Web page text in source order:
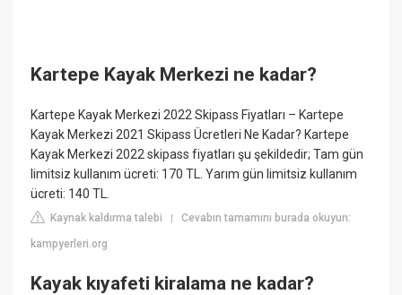
Kartepe Kayak Merkezi ne kadar?
Kartepe Kayak Merkezi 2022 Skipass Fiyatları – Kartepe
Kayak Merkezi 2021 Skipass Ücretleri Ne Kadar? Kartepe
Kayak Merkezi 2022 skipass fiyatları şu şekildedir; Tam gün
limitsiz kullanım ücreti: 170 TL. Yarım gün limitsiz kullanım
ücreti: 140 TL.
Kaynak kaldırma talebi |Cevabın tamamını burada okuyun:
kampyerleri.org
Kayak kıyafeti kiralama ne kadar?